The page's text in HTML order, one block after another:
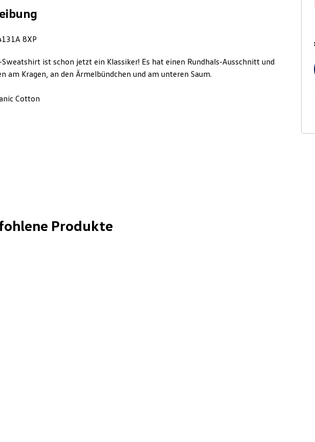
8XP
ist schon jetzt ein Klassiker! Es hat einen Rundhals-Ausschnitt und
am Kragen, an den Ärmelbündchen und am unteren Saum.
Cotton
Produkte